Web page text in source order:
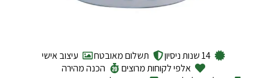
14 שנות ניסיון תשלום מאובטח
עיצוב אישי
אלפי לקוחות מרוצים
הכנה מהירה